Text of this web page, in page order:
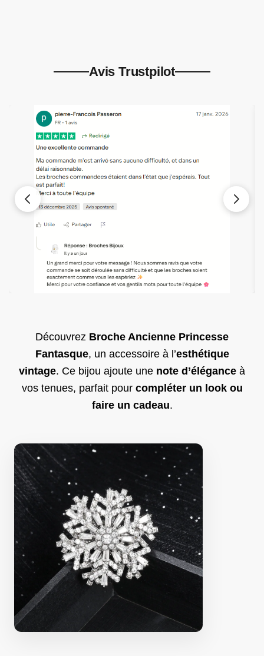
Avis Trustpilot
Découvrez Broche Ancienne Princesse
Fantasque, un accessoire à l’esthétique
vintage. Ce bijou ajoute une note d’élégance à
vos tenues, parfait pour compléter un look ou
faire un cadeau.